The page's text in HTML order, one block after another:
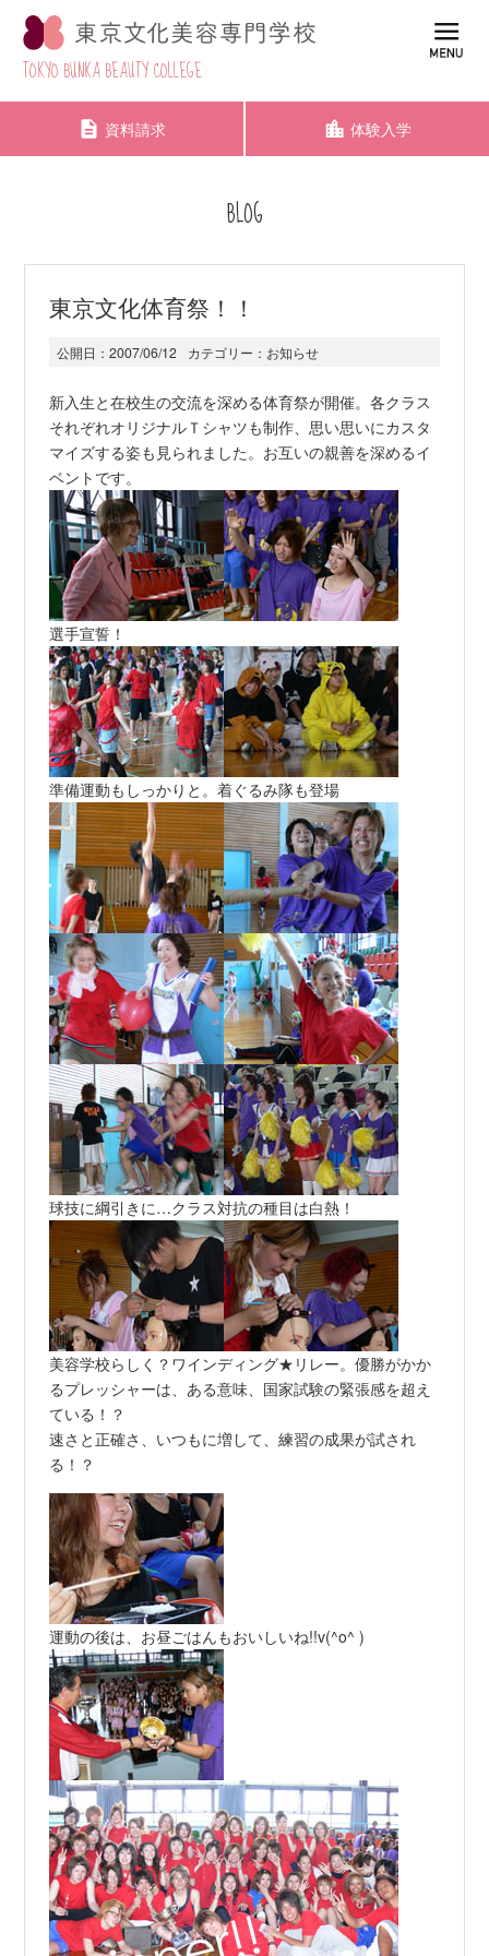
TOKYO BUNKA BEAUTY COLLEGE
資料請求 体験入学
BLOG
東京文化体育祭！！
公開日： 2007/06/12 カテゴリー： お知らせ
新入生と在校生の交流を深める体育祭が開催。各クラス
それぞれオリジナルＴシャツも制作、思い思いにカスタ
マイズする姿も見られました。お互いの親善を深めるイ
ベントです。
選手宣誓！
準備運動もしっかりと。着ぐるみ隊も登場
球技に綱引きに…クラス対抗の種目は白熱！
美容学校らしく？ワインディング★リレー。優勝がかか
るプレッシャーは、ある意味、国家試験の緊張感を超え
ている！？
速さと正確さ、いつもに増して、練習の成果が試され
る！？
運動の後は、お昼ごはんもおいしいね!!v(^o^ )